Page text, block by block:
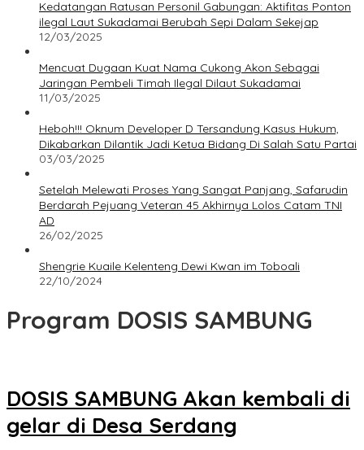
Kedatangan Ratusan Personil Gabungan: Aktifitas Ponton
ilegal Laut Sukadamai Berubah Sepi Dalam Sekejap
12/03/2025
Mencuat Dugaan Kuat Nama Cukong Akon Sebagai
Jaringan Pembeli Timah Ilegal Dilaut Sukadamai
11/03/2025
Heboh!!! Oknum Developer D Tersandung Kasus Hukum,
Dikabarkan Dilantik Jadi Ketua Bidang Di Salah Satu Partai
03/03/2025
Setelah Melewati Proses Yang Sangat Panjang, Safarudin
Berdarah Pejuang Veteran 45 Akhirnya Lolos Catam TNI
AD
26/02/2025
Shengrie Kuaile Kelenteng Dewi Kwan im Toboali
22/10/2024
Program DOSIS SAMBUNG
DOSIS SAMBUNG Akan kembali di
gelar di Desa Serdang